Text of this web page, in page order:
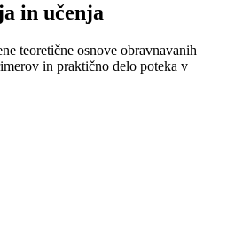
in učenja
teoretične osnove obravnavanih
in praktično delo poteka v